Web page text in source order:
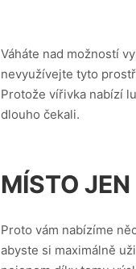
Váháte nad možností
nevyužívejte tyto
Protože vířivka nabízí
dlouho čekali.
MÍSTO JEN
Proto vám nabízíme
abyste si maximálně